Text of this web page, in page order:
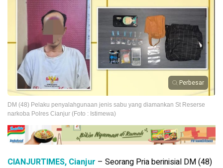
Perbesar
DM (48) Pelaku penyalahgunaan jenis sabu yang diamankan St Reserse
narkoba Polres Cianjur (Foto : Istimewa)
CIANJURTIMES, Cianjur – Seorang Pria berinisial DM (48)